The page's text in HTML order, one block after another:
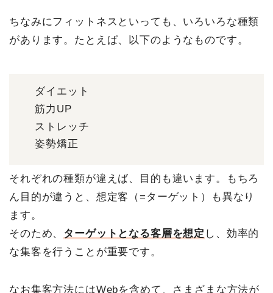
ちなみにフィットネスといっても、いろいろな種類
があります。たとえば、以下のようなものです。
ダイエット
筋力UP
ストレッチ
姿勢矯正
それぞれの種類が違えば、目的も違います。もちろ
ん目的が違うと、想定客（=ターゲット）も異なり
ます。
そのため、 ターゲットとなる客層を想定 し、効率的
な集客を行うことが重要です。
なお集客方法にはWebを含めて、さまざまな方法が